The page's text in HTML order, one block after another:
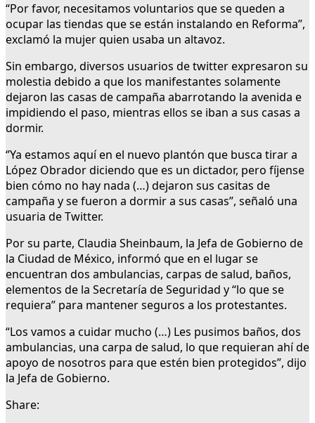
“Por favor, necesitamos voluntarios que se queden a
ocupar las tiendas que se están instalando en Reforma”,
exclamó la mujer quien usaba un altavoz.
Sin embargo, diversos usuarios de twitter expresaron su
molestia debido a que los manifestantes solamente
dejaron las casas de campaña abarrotando la avenida e
impidiendo el paso, mientras ellos se iban a sus casas a
dormir.
‘’Ya estamos aquí en el nuevo plantón que busca tirar a
López Obrador diciendo que es un dictador, pero fíjense
bien cómo no hay nada (…) dejaron sus casitas de
campaña y se fueron a dormir a sus casas”, señaló una
usuaria de Twitter.
Por su parte, Claudia Sheinbaum, la Jefa de Gobierno de
la Ciudad de México, informó que en el lugar se
encuentran dos ambulancias, carpas de salud, baños,
elementos de la Secretaría de Seguridad y “lo que se
requiera” para mantener seguros a los protestantes.
“Los vamos a cuidar mucho (…) Les pusimos baños, dos
ambulancias, una carpa de salud, lo que requieran ahí de
apoyo de nosotros para que estén bien protegidos”, dijo
la Jefa de Gobierno.
Share: